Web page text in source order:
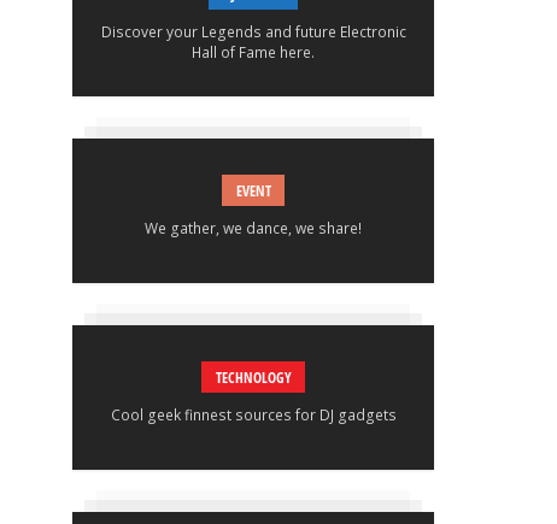
Discover your Legends and future Electronic
Hall of Fame here.
EVENT
We gather, we dance, we share!
TECHNOLOGY
Cool geek finnest sources for DJ gadgets